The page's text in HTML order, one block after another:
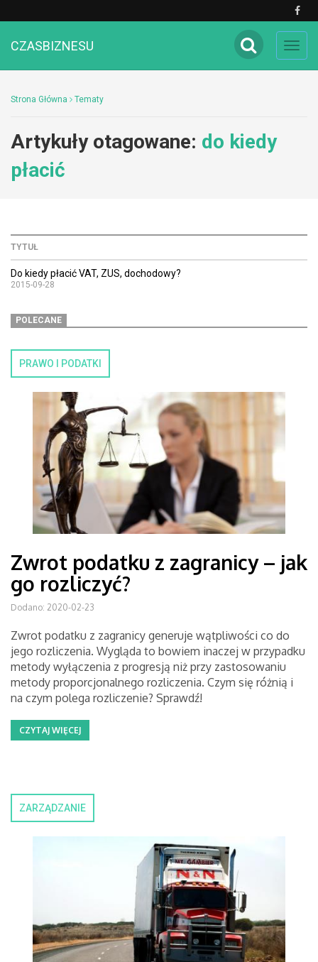
CZASBIZNESU
Strona Główna Tematy
Artykuły otagowane: do kiedy
płacić
TYTUŁ
Do kiedy płacić VAT, ZUS, dochodowy?
2015-09-28
POLECANE
PRAWO I PODATKI
Zwrot podatku z zagranicy – jak
go rozliczyć?
Dodano: 2020-02-23
Zwrot podatku z zagranicy generuje wątpliwości co do
jego rozliczenia. Wygląda to bowiem inaczej w przypadku
metody wyłączenia z progresją niż przy zastosowaniu
metody proporcjonalnego rozliczenia. Czym się różnią i
na czym polega rozliczenie? Sprawdź!
CZYTAJ WIĘCEJ
ZARZĄDZANIE